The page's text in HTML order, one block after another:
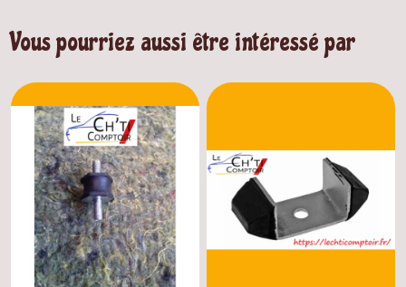
Vous pourriez aussi être intéressé par